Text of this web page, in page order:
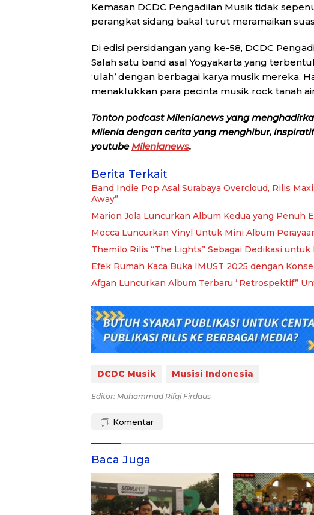
Kemasan DCDC Pengadilan Musik tidak
perangkat sidang bakal turut meramaikan
Di edisi persidangan yang ke-58, DCDC
Salah satu band asal Yogyakarta yang
‘ulah’ dengan berbagai karya musik mereka.
menaklukkan para pecinta musik rock tanah
Tonton podcast Milenianews yang
Milenia dengan cerita yang menghibur,
youtubeMilenianews.
Berita Terkait
Band Indie Pop Asal Surabaya Overcloud, Rilis
Away”
Marion Jola Luncurkan Album Kedua yang Penuh
Mocca Luncurkan Vinyl Untuk Mini Album
Themilo Rilis “The Lights” Sebagai Dedikasi untuk
Efek Rumah Kaca Buka IMUST 2025 dengan
Afgan Luncurkan Album Terbaru “Retrospektif”
DCDC Musik Musisi Indonesia
Editor: Muhammad Rifqi Firdaus
Komentar
Baca Juga